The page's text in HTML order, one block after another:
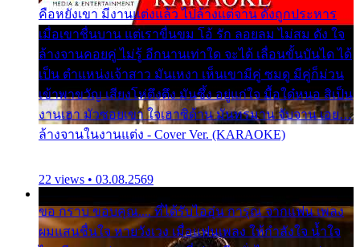
คือหยังเขา มีงานแต่งแล้ว ไปล้างแต่จาน ดั่งถูกประหาร
เมื่อเขาชื่นบาน แต่เราขื่นขม โอ้ รัก ลอยลม ไม่สม ดัง ใจ
ล้างจานคอยคู่ ไม่รู้ อีกนานเท่าใด จะได้ เลื่อนขั้นบันได ได้
เป็น ตำแหน่งเจ้าสาว มันเหงา เห็นเขามีคู่ ซมดู มีคู่ก็ม่วน
เข้าพาขวัญ เสียงโห่ตึงตึง มันซึ้ง อยู่แก่ใจ มื้อใด๋หนอ สิเป็น
งานเฮา มัวซอยเขา ใจเฮาซิด้าน มันทรมาน จับจาน เอย…
ล้างจานในงานแต่ง - Cover Ver. (KARAOKE)
22 views • 03.08.2569
ขอ กราบ ขอบคุณ.... ที่ได้รับไออุ่น การุณ จากแฟน เพลง
ผมแสนชื่นใจ หายวังเวง เมื่อแฟนเพลง ให้กำลังใจ น้ำใจ